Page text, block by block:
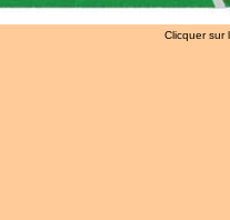
Clicquer sur